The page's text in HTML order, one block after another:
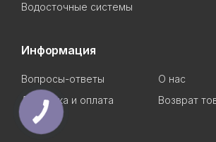
Водосточные системы
Информация
Вопросы-ответы
О нас
Доставка и оплата
Возврат